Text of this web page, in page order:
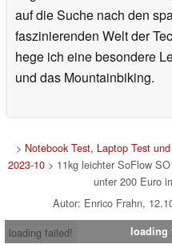
auf die Suche nach den
faszinierenden Welt der
hege ich eine besondere
und das Mountainbiking.
> Notebook Test, Laptop Test
2023-10 > 11kg leichter SoFlow
unter 200 Euro
Autor: Enrico Frahn,
loading failed!
loading